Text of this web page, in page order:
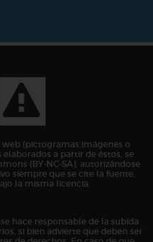
web (pictogramas,imágenes o
a partir de éstos, se
(BY-NC-SA), autorizándose
siempre que se cite la fuente,
la misma licencia.
hace responsable de la subida
si bien advierte que deben ser